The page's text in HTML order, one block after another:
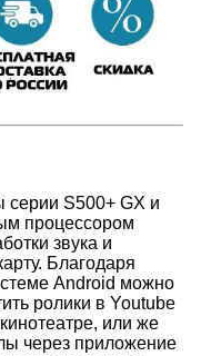
серии S500+ GX и
процессором
звука и
Благодаря
Android можно
ролики в Youtube
или же
через приложение